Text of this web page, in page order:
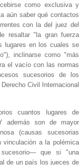
como exclusiva y
aún saber qué contactos
con la del juez del
resaltar "la gran fuerza
lugares en los cuales se
inclinarse como "más
el vacío con las normas
sucesorios de los
Civil Internacional
cuantos lugares de
además son de mayor
(causas sucesorias
vinculación a la polémica
que si "una
de un país los jueces de